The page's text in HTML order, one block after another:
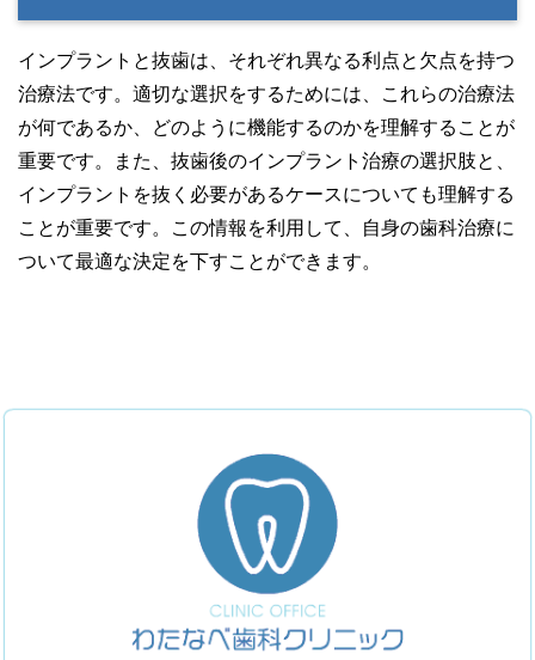
インプラントと抜歯は、それぞれ異なる利点と欠点を持つ
治療法です。適切な選択をするためには、これらの治療法
が何であるか、どのように機能するのかを理解することが
重要です。また、抜歯後のインプラント治療の選択肢と、
インプラントを抜く必要があるケースについても理解する
ことが重要です。この情報を利用して、自身の歯科治療に
ついて最適な決定を下すことができます。